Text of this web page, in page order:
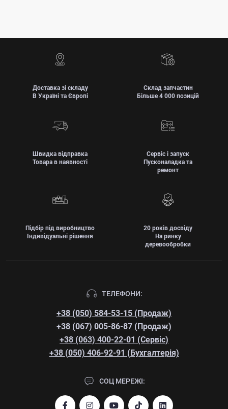
Доставка зі складу
В Україні та Європі
Склад запчастин
Більше 4 000 позицій
Швидка відправка
Товара в наявності
Сервіс і запуск
Пусконаладка та
ремонт
Підбір під виробництво
Індивідуальні рішення
20 років досвіду
На ринку
деревообробки
ТЕЛЕФОНИ:
+38 (050) 584-53-15 (Продаж)
+38 (067) 005-86-87 (Продаж)
+38 (063) 400-22-01 (Сервіс)
+38 (050) 406-92-91 (Бухгалтерія)
СОЦ МЕРЕЖІ: